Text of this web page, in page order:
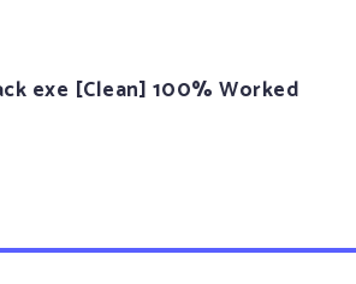
exe [Clean] 100% Worked